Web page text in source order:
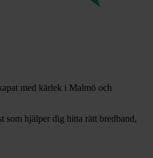
med kärlek i Malmö och
som hjälper dig hitta rätt bredband,